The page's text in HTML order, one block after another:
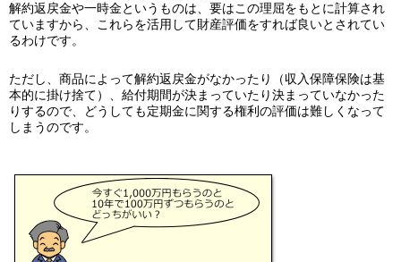
解約返戻金や一時金というものは、要はこの理屈をもとに計算され
ていますから、これらを活用して財産評価をすれば良いとされてい
るわけです。
ただし、商品によって解約返戻金がなかったり（収入保障保険は基
本的に掛け捨て）、給付期間が決まっていたり決まっていなかった
りするので、どうしても定期金に関する権利の評価は難しくなって
しまうのです。